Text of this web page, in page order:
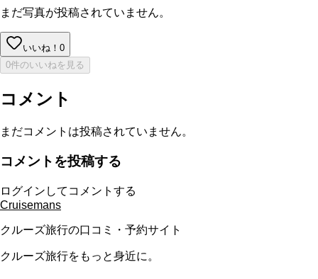
まだ写真が投稿されていません。
いいね！ 0
0件のいいねを見る
コメント
まだコメントは投稿されていません。
コメントを投稿する
ログインしてコメントする
Cruisemans
クルーズ旅行の口コミ・予約サイト
クルーズ旅行をもっと身近に。